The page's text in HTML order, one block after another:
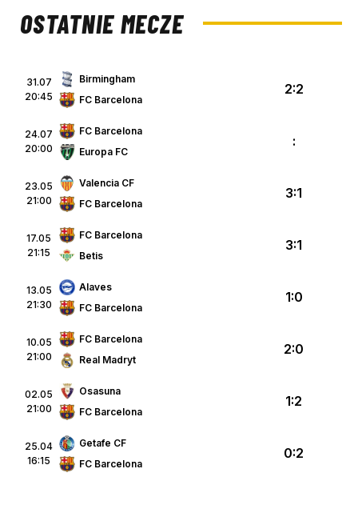
OSTATNIE MECZE
31.07
20:45
Birmingham
FC Barcelona
2:2
24.07
20:00
FC Barcelona
Europa FC
:
23.05
21:00
Valencia CF
FC Barcelona
3:1
17.05
21:15
FC Barcelona
Betis
3:1
13.05
21:30
Alaves
FC Barcelona
1:0
10.05
21:00
FC Barcelona
Real Madryt
2:0
02.05
21:00
Osasuna
FC Barcelona
1:2
25.04
16:15
Getafe CF
FC Barcelona
0:2